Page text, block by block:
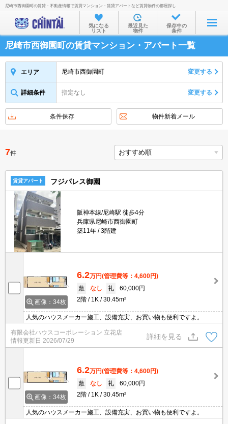
お部屋を探す
沿線・駅から
住所から
物件特集から
不動産会社から
TOP
尼崎市西御園町の賃貸・不動産情報で賃貸マンション・賃貸アパートなど賃貸物件の部屋探し
気になる
リスト
最近見た
物件
保存中の
条件
尼崎市西御園町の賃貸マンション・アパート一覧
エリア 尼崎市西御園町 変更する
詳細条件 指定なし 変更する
条件保存 物件新着メール
7件
賃貸アパート フジパレス御園
阪神本線/尼崎駅 徒歩4分
兵庫県尼崎市西御園町
築11年
3階建
画像：34枚
6.2万円(管理費等：4,600円)
敷
なし 礼
60,000円
2階
1K 30.45m²
人気のハウスメーカー施工、設備充実、お買い物も便利ですよ。
有限会社ハウスコーポレーション 立花店
情報更新日 2026/07/29
詳細を見る
画像：34枚
6.2万円(管理費等：4,600円)
敷
なし 礼
60,000円
2階
1K 30.45m²
人気のハウスメーカー施工、設備充実、お買い物も便利ですよ。